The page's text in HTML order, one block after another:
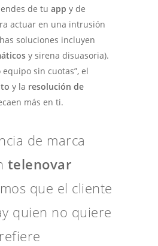
de tuapp y de
actuar en una intrusión
soluciones incluyen
y sirena disuasoria).
equipo sin cuotas”, el
y la resolución de
más en ti.
de marca
telenovar
que el cliente
quien no quiere